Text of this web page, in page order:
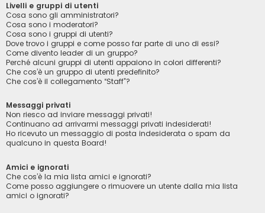
Livelli e gruppi di utenti
Cosa sono gli amministratori?
Cosa sono i moderatori?
Cosa sono i gruppi di utenti?
Dove trovo i gruppi e come posso far parte di uno di essi?
Come divento leader di un gruppo?
Perché alcuni gruppi di utenti appaiono in colori differenti?
Che cos’è un gruppo di utenti predefinito?
Che cos’è il collegamento “Staff”?
Messaggi privati
Non riesco ad inviare messaggi privati!
Continuano ad arrivarmi messaggi privati indesiderati!
Ho ricevuto un messaggio di posta indesiderata o spam da
qualcuno in questa Board!
Amici e ignorati
Che cos’è la mia lista amici e ignorati?
Come posso aggiungere o rimuovere un utente dalla mia lista
amici o ignorati?